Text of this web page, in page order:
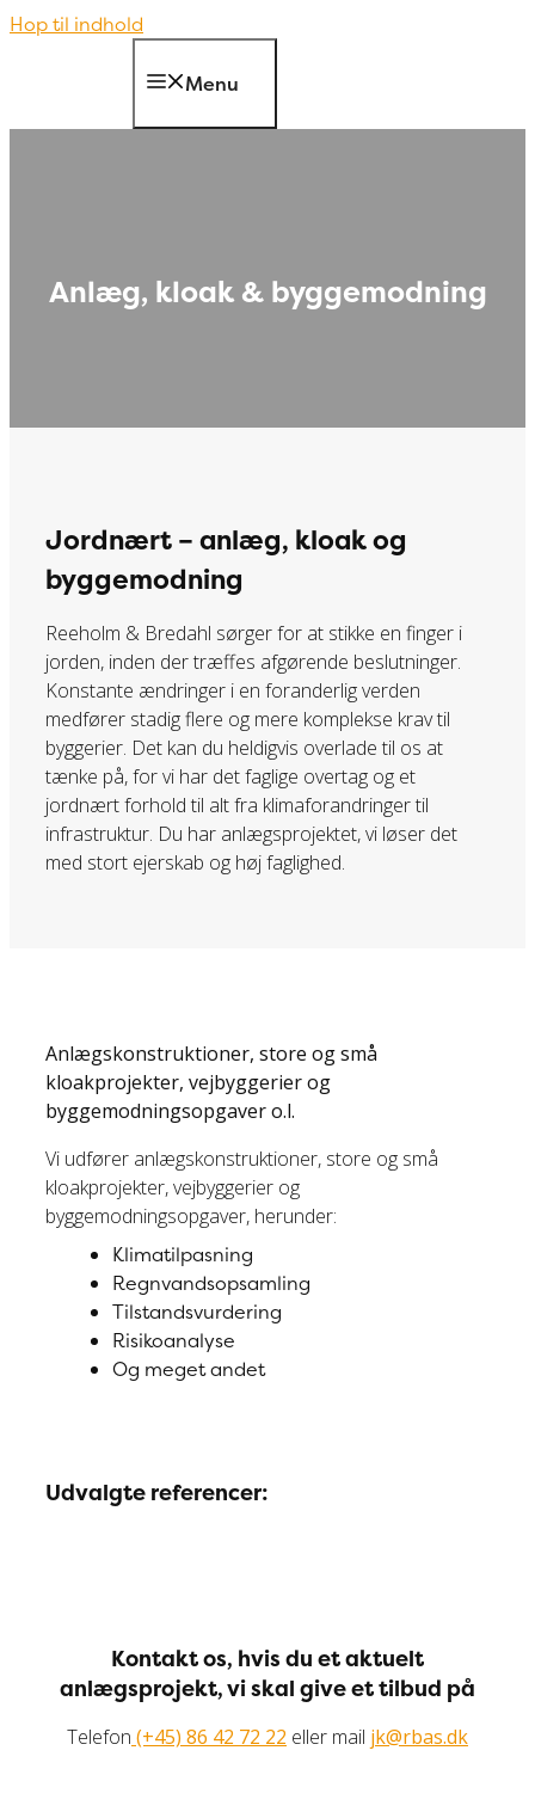
Hop til indhold
Menu
Anlæg, kloak & byggemodning
Jordnært – anlæg, kloak og
byggemodning
​Reeholm & Bredahl sørger for at stikke en finger i
jorden, inden der træffes afgørende beslutninger.
Konstante ændringer i en foranderlig verden
medfører stadig flere og mere komplekse krav til
byggerier. Det kan du heldigvis overlade til os at
tænke på, for vi har det faglige overtag og et
jordnært forhold til alt fra klimaforandringer til
infrastruktur. Du har anlægsprojektet, vi løser det
med stort ejerskab og høj faglighed.
Anlægskonstruktioner, store og små
kloakprojekter, vejbyggerier og
byggemodningsopgaver o.l.
Vi udfører anlægskonstruktioner, store og små
kloakprojekter, vejbyggerier og
byggemodningsopgaver, herunder:
Klimatilpasning
Regnvandsopsamling
Tilstandsvurdering
Risikoanalyse
Og meget andet
Udvalgte referencer:
Kontakt os, hvis du et aktuelt
anlægsprojekt, vi skal give et tilbud på
Telefon (+45) 86 42 72 22 eller mail jk@rbas.dk